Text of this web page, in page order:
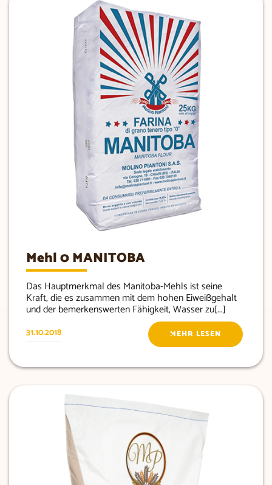
Mehl 0 MANITOBA
Das Hauptmerkmal des Manitoba-Mehls ist seine
Kraft, die es zusammen mit dem hohen Eiweißgehalt
und der bemerkenswerten Fähigkeit, Wasser zu[...]
31.10.2018 MEHR LESEN